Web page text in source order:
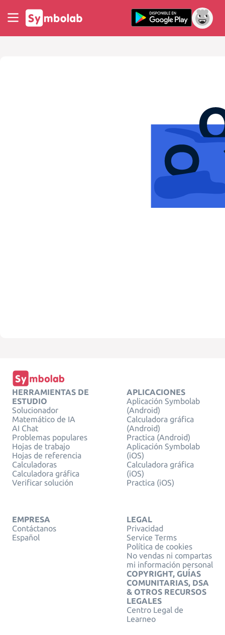
HERRAMIENTAS DE
ESTUDIO
Solucionador
Matemático de IA
AI Chat
Problemas populares
Hojas de trabajo
Hojas de referencia
Calculadoras
Calculadora gráfica
Verificar solución
APLICACIONES
Aplicación Symbolab
(Android)
Calculadora gráfica
(Android)
Practica (Android)
Aplicación Symbolab
(iOS)
Calculadora gráfica
(iOS)
Practica (iOS)
EMPRESA
Contáctanos
Español
LEGAL
Privacidad
Service Terms
Política de cookies
No vendas ni compartas
mi información personal
COPYRIGHT, GUÍAS
COMUNITARIAS, DSA
& OTROS RECURSOS
LEGALES
Centro Legal de
Learneo